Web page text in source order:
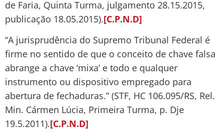
de Faria, Quinta Turma, julgamento 28.15.2015,
publicação 18.05.2015).[C.P.N.D]
“A jurisprudência do Supremo Tribunal Federal é
firme no sentido de que o conceito de chave falsa
abrange a chave ‘mixa’ e todo e qualquer
instrumento ou dispositivo empregado para
abertura de fechaduras.” (STF, HC 106.095/RS, Rel.
Min. Cármen Lúcia, Primeira Turma, p. Dje
19.5.2011).[C.P.N.D]